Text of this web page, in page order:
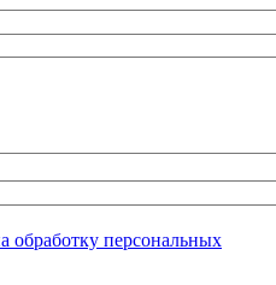
обработку персональных